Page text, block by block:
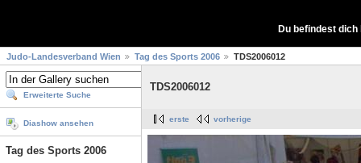
Du befindest
Judo-Landesverband Wien Tag des Sports 2006 TDS2006012
Erweiterte Suche
Diashow ansehen
Tag des Sports 2006
TDS2006012
erste vorherige